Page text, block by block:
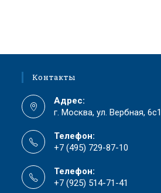
Контакты
Адрес:
г. Москва, ул. Вербная, 6с1
Телефон:
+7 (495) 729-87-10
Телефон:
+7 (925) 514-71-41